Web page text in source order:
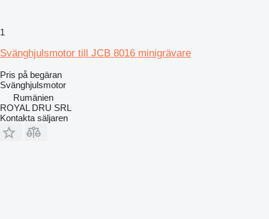
1
Svänghjulsmotor till JCB 8016 minigrävare
Pris på begäran
Svänghjulsmotor
Rumänien
ROYAL DRU SRL
Kontakta säljaren